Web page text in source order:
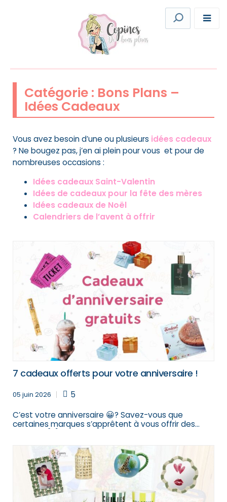
Catégorie : Bons Plans –
Idées Cadeaux
Vous avez besoin d’une ou plusieurs idées cadeaux
? Ne bougez pas, j’en ai plein pour vous et pour de
nombreuses occasions :
Idées cadeaux Saint-Valentin
Idées de cadeaux pour la fête des mères
Idées cadeaux de Noël
Calendriers de l’avent à offrir
7 cadeaux offerts pour votre anniversaire !
05 juin 2026
5
C’est votre anniversaire 😀? Savez-vous que
certaines marques s’apprêtent à vous offrir des